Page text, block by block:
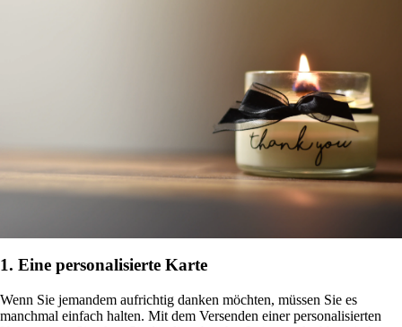
1. Eine personalisierte Karte
Wenn Sie jemandem aufrichtig danken möchten, müssen Sie es
manchmal einfach halten. Mit dem Versenden einer personalisierten